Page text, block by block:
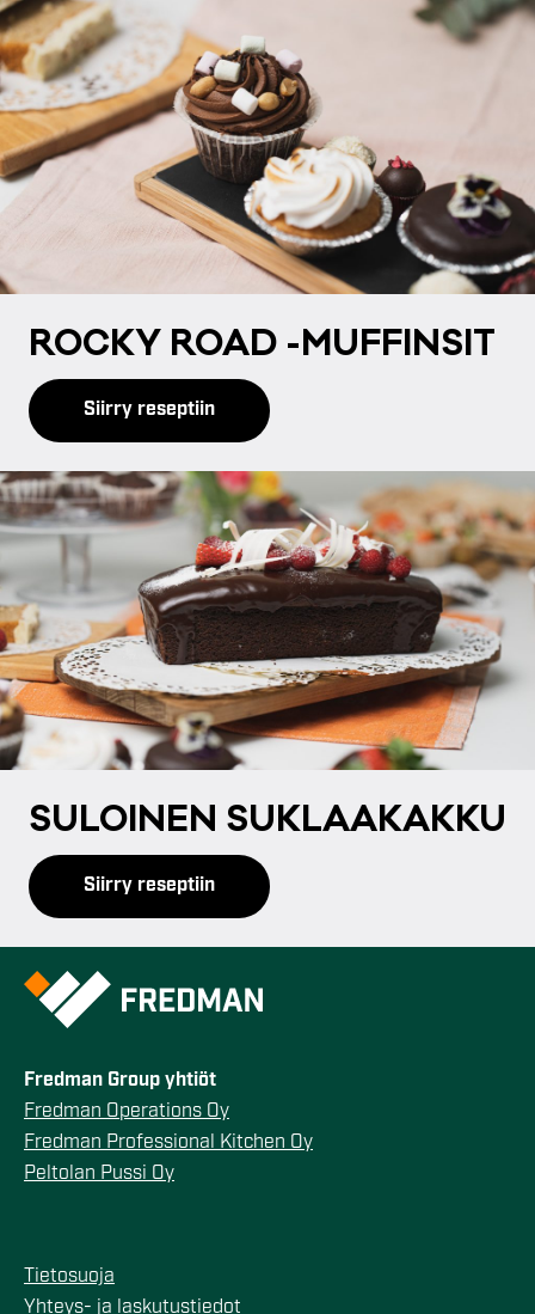
ROC­KY ROAD -MUF­FIN­SIT
Siirry reseptiin
SU­LOI­NEN SUK­LAA­KAK­KU
Siirry reseptiin
Fredman Group yhtiöt
Fredman Operations Oy
Fredman Professional Kitchen Oy
Peltolan Pussi Oy
Tietosuoja
Yhteys- ja laskutustiedot